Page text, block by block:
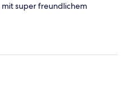
mit super freundlichem